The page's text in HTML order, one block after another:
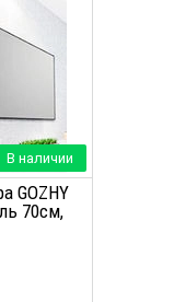
В наличии
GOZHY
70см,